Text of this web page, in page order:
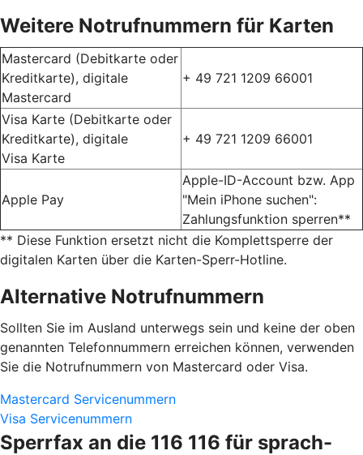
Weitere Notrufnummern für Karten
Mastercard (Debitkarte oder
Kreditkarte), digitale
Mastercard
+ 49 721 1209 66001
Visa Karte (Debitkarte oder
Kreditkarte), digitale
Visa Karte
+ 49 721 1209 66001
Apple Pay
Apple-ID-Account bzw. App
"Mein iPhone suchen":
Zahlungsfunktion sperren**
** Diese Funktion ersetzt nicht die Komplettsperre der
digitalen Karten über die Karten-Sperr-Hotline.
Alternative Notrufnummern
Sollten Sie im Ausland unterwegs sein und keine der oben
genannten Telefonnummern erreichen können, verwenden
Sie die Notrufnummern von Mastercard oder Visa.
Mastercard Servicenummern
Visa Servicenummern
Sperrfax an die 116 116 für sprach-